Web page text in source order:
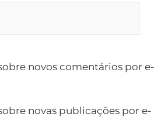
novos comentários por e-
novas publicações por e-